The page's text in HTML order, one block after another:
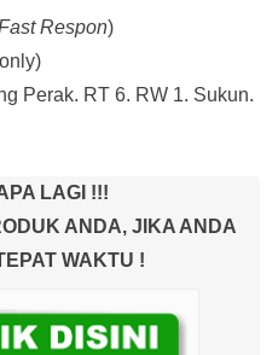
Respon)
Perak. RT 6. RW 1. Sukun.
LAGI !!!
ANDA, JIKA ANDA
WAKTU !